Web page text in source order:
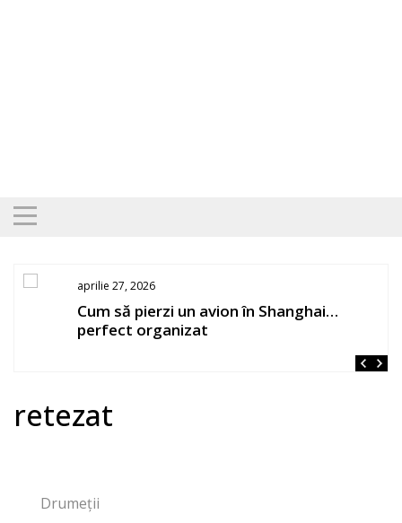
aprilie 27, 2026
Cum să pierzi un avion în Shanghai…
perfect organizat
retezat
Drumeții